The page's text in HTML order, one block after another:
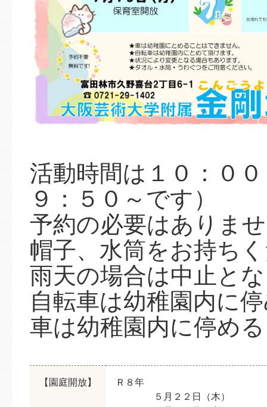
活動時間は１０：０
９：５０～です）
予約の必要はありま
帽子、水筒をお持ち
雨天の場合は中止と
自転車は幼稚園内に
車は幼稚園内に停め
【園庭開放】
Ｒ８年
５月２２日（木）